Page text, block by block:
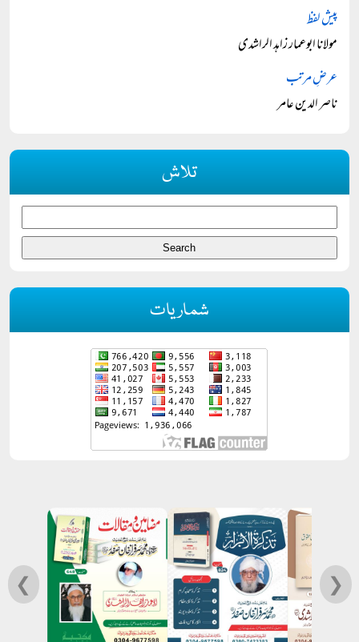
پیش لفظ
مولانا ابوعمار زاہد الراشدی
عرضِ مرتب
ناصر الدین عامر
تلاش
شماریات
❮ ❯